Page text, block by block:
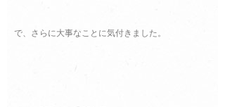
で、さらに大事なことに気付きました。